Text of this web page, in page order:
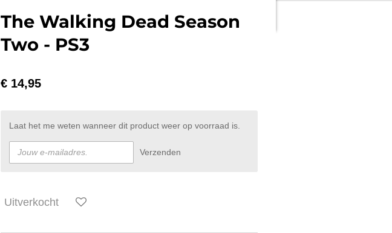
The Walking Dead Season
Two - PS3
€ 14,95
Laat het me weten wanneer dit product weer op voorraad is.
Verzenden
Uitverkocht